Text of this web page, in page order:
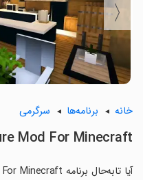
〈
خانه برنامه‌ها سرگرمی
Mod For Minecraft